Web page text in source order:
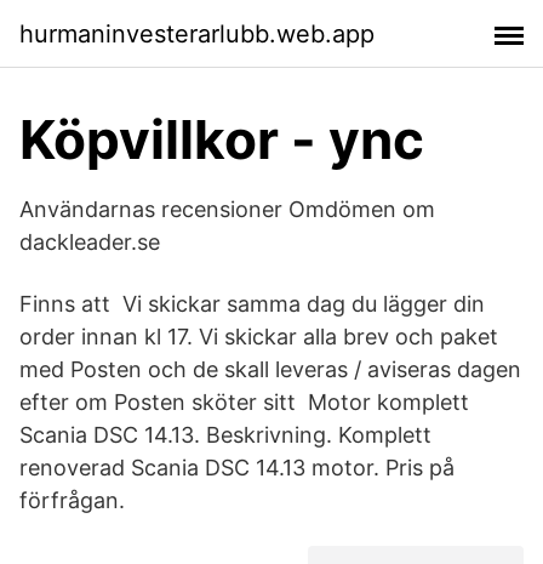
hurmaninvesterarlubb.web.app
Köpvillkor - ync
Användarnas recensioner Omdömen om
dackleader.se
Finns att Vi skickar samma dag du lägger din
order innan kl 17. Vi skickar alla brev och paket
med Posten och de skall leveras / aviseras dagen
efter om Posten sköter sitt Motor komplett
Scania DSC 14.13. Beskrivning. Komplett
renoverad Scania DSC 14.13 motor. Pris på
förfrågan.